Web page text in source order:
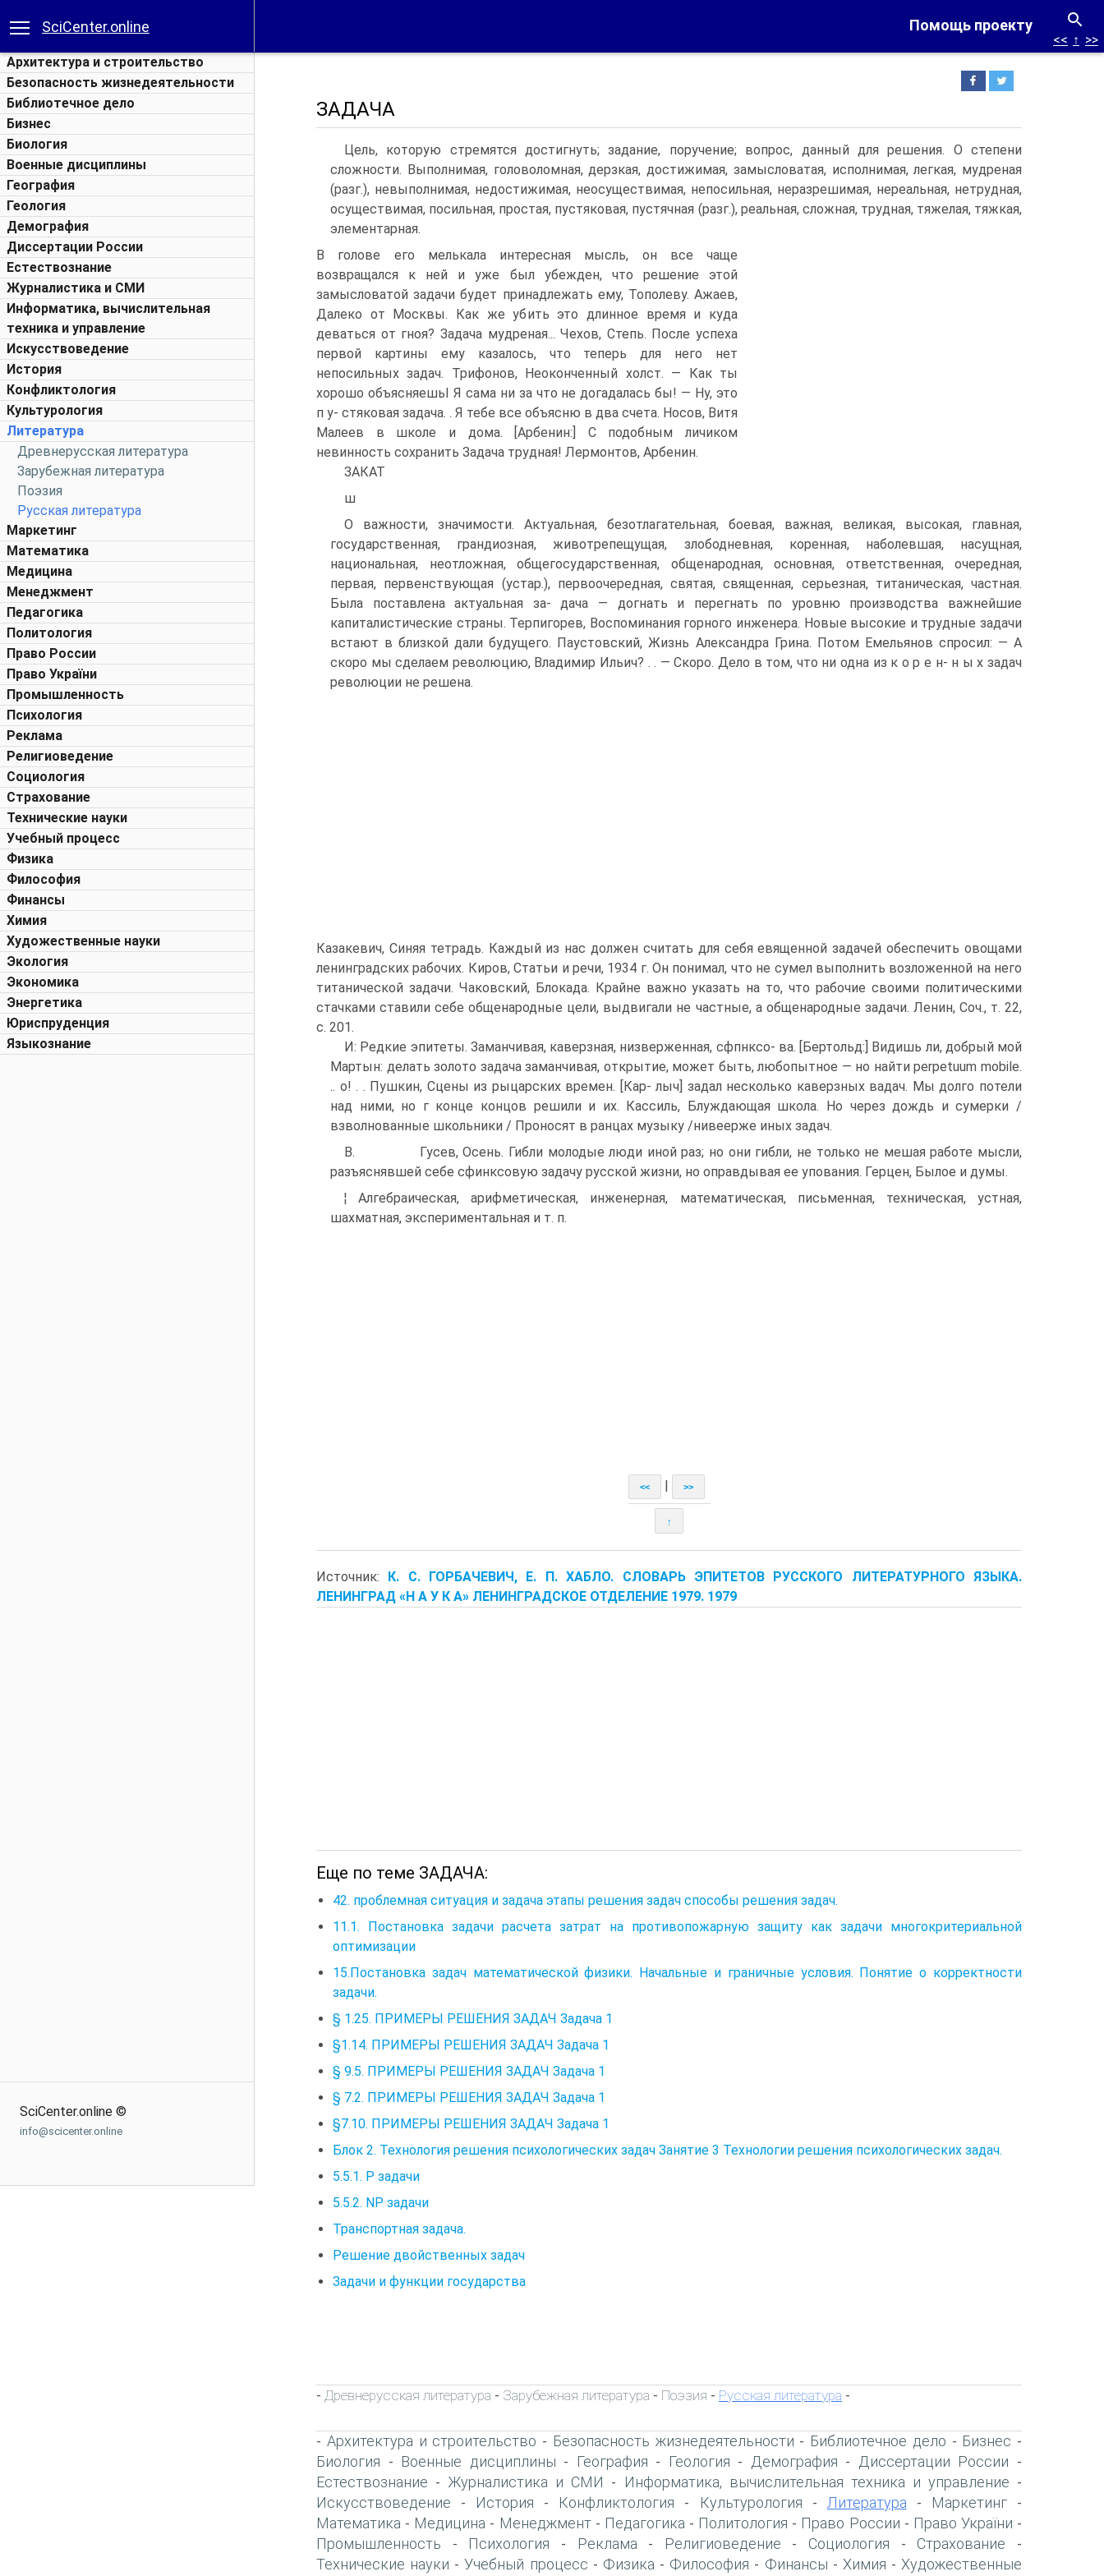
Помощь проекту
SciCenter.online
Архитектура и строительство
Безопасность жизнедеятельности
Библиотечное дело
Бизнес
Биология
Военные дисциплины
География
Геология
Демография
Диссертации России
Естествознание
Журналистика и СМИ
Информатика, вычислительная
техника и управление
Искусствоведение
История
Конфликтология
Культурология
Литература
Древнерусская литература
Зарубежная литература
Поэзия
Русская литература
Маркетинг
Математика
Медицина
Менеджмент
Педагогика
Политология
Право России
Право України
Промышленность
Психология
Реклама
Религиоведение
Социология
Страхование
Технические науки
Учебный процесс
Физика
Философия
Финансы
Химия
Художественные науки
Экология
Экономика
Энергетика
Юриспруденция
Языкознание
SciCenter.online ©
info@scicenter.online
<< ↑ >>
ЗАДАЧА
Цель, которую стремятся достигнуть; задание, поручение; вопрос, данный для решения. О степени
сложности. Выполнимая, головоломная, дерзкая, достижимая, замысловатая, исполнимая, легкая, мудреная
(разг.), невыполнимая, недостижимая, неосуществимая, непосильная, неразрешимая, нереальная, нетрудная,
осуществимая, посильная, простая, пустяковая, пустячная (разг.), реальная, сложная, трудная, тяжелая, тяжкая,
элементарная.
В голове его мелькала интересная мысль, он все чаще
возвращался к ней и уже был убежден, что решение этой
замысловатой задачи будет принадлежать ему, Тополеву. Ажаев,
Далеко от Москвы. Как же убить это длинное время и куда
деваться от гноя? Задача мудреная... Чехов, Степь. После успеха
первой картины ему казалось, что теперь для него нет
непосильных задач. Трифонов, Неоконченный холст. — Как ты
хорошо объясняешьI Я сама ни за что не догадалась бы! — Ну, это
п у- стяковая задача. . Я тебе все объясню в два счета. Носов, Витя
Малеев в школе и дома. [Арбенин:] С подобным личиком
невинность сохранить Задача трудная! Лермонтов, Арбенин.
ЗАКАТ
ш
О важности, значимости. Актуальная, безотлагательная, боевая, важная, великая, высокая, главная,
государственная, грандиозная, животрепещущая, злободневная, коренная, наболевшая, насущная,
национальная, неотложная, общегосударственная, общенародная, основная, ответственная, очередная,
первая, первенствующая (устар.), первоочередная, святая, священная, серьезная, титаническая, частная.
Была поставлена актуальная за- дача — догнать и перегнать по уровню производства важнейшие
капиталистические страны. Терпигорев, Воспоминания горного инженера. Новые высокие и трудные задачи
встают в близкой дали будущего. Паустовский, Жизнь Александра Грина. Потом Емельянов спросил: — А
скоро мы сделаем революцию, Владимир Ильич? . . — Скоро. Дело в том, что ни одна из к о р е н- н ы х задач
революции не решена.
Казакевич, Синяя тетрадь. Каждый из нас должен считать для себя евященной задачей обеспечить овощами
ленинградских рабочих. Киров, Статьи и речи, 1934 г. Он понимал, что не сумел выполнить возложенной на него
титанической задачи. Чаковский, Блокада. Крайне важно указать на то, что рабочие своими политическими
стачками ставили себе общенародные цели, выдвигали не частные, а общенародные задачи. Ленин, Соч., т. 22,
с. 201.
И: Редкие эпитеты. Заманчивая, каверзная, низверженная, сфпнксо- ва. [Бертольд:] Видишь ли, добрый мой
Мартын: делать золото задача заманчивая, открытие, может быть, любопытное — но найти perpetuum mobile.
.. о! . . Пушкин, Сцены из рыцарских времен. [Кар- лыч] задал несколько каверзных вадач. Мы долго потели
над ними, но г конце концов решили и их. Кассиль, Блуждающая школа. Но через дождь и сумерки /
взволнованные школьники / Проносят в ранцах музыку /нивеерже иных задач.
В. Гусев, Осень. Гибли молодые люди иной раз; но они гибли, не только не мешая работе мысли,
разъяснявшей себе сфинксовую задачу русской жизни, но оправдывая ее упования. Герцен, Былое и думы.
¦ Алгебраическая, арифметическая, инженерная, математическая, письменная, техническая, устная,
шахматная, экспериментальная и т. п.
<< >>
↑
Источник: К. С. ГОРБАЧЕВИЧ, Е. П. ХАБЛО. СЛОВАРЬ ЭПИТЕТОВ РУССКОГО ЛИТЕРАТУРНОГО ЯЗЫКА.
ЛЕНИНГРАД «Н А У К А» ЛЕНИНГРАДСКОЕ ОТДЕЛЕНИЕ 1979. 1979
Еще по теме ЗАДАЧА:
42. проблемная ситуация и задача этапы решения задач способы решения задач.
11.1. Постановка задачи расчета затрат на противопожарную защиту как задачи многокритериальной
оптимизации
15.Постановка задач математической физики. Начальные и граничные условия. Понятие о корректности
задачи.
§ 1.25. ПРИМЕРЫ РЕШЕНИЯ ЗАДАЧ Задача 1
§1.14. ПРИМЕРЫ РЕШЕНИЯ ЗАДАЧ Задача 1
§ 9.5. ПРИМЕРЫ РЕШЕНИЯ ЗАДАЧ Задача 1
§ 7.2. ПРИМЕРЫ РЕШЕНИЯ ЗАДАЧ Задача 1
§7.10. ПРИМЕРЫ РЕШЕНИЯ ЗАДАЧ Задача 1
Блок 2. Технология решения психологических задач Занятие 3 Технологии решения психологических задач.
5.5.1. Р задачи
5.5.2. NP задачи
Транспортная задача.
Решение двойственных задач
Задачи и функции государства
- Древнерусская литература - Зарубежная литература - Поэзия - Русская литература -
- Архитектура и строительство - Безопасность жизнедеятельности - Библиотечное дело - Бизнес -
Биология - Военные дисциплины - География - Геология - Демография - Диссертации России -
Естествознание - Журналистика и СМИ - Информатика, вычислительная техника и управление -
Искусствоведение - История - Конфликтология - Культурология - Литература - Маркетинг-
Математика - Медицина - Менеджмент- Педагогика - Политология - Право России - Право України -
Промышленность - Психология - Реклама - Религиоведение - Социология - Страхование -
Технические науки -Учебный процесс - Физика - Философия - Финансы - Химия - Художественные